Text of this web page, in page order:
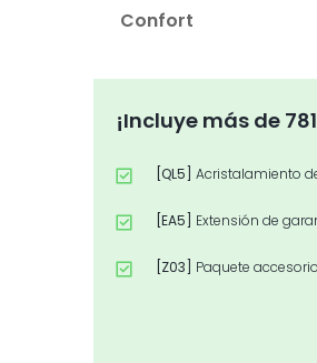
Confort
¡Incluye más de
[QL5] Acristalamiento
[EA5] Extensión de
[Z03] Paquete